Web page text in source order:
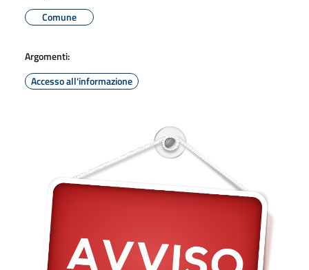
Comune
Argomenti:
Accesso all'informazione